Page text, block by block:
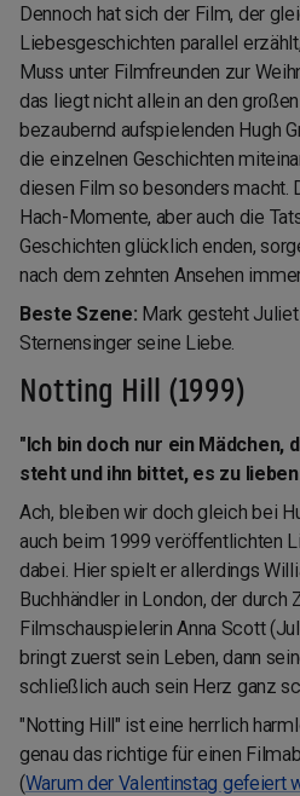
Dennoch hat sich der Film, der
Liebesgeschichten parallel
Muss unter Filmfreunden zur
das liegt nicht allein an den
bezaubernd aufspielenden Hugh
die einzelnen Geschichten
diesen Film so besonders macht.
Hach-Momente, aber auch die
Geschichten glücklich enden,
nach dem zehnten Ansehen
Beste Szene: Mark gesteht
Sternensinger seine Liebe.
Notting Hill (1999)
"Ich bin doch nur ein Mädchen,
steht und ihn bittet, es zu
Ach, bleiben wir doch gleich bei
auch beim 1999 veröffentlichten
dabei. Hier spielt er allerdings
Buchhändler in London, der durch
Filmschauspielerin Anna Scott
bringt zuerst sein Leben, dann
schließlich auch sein Herz ganz
"Notting Hill" ist eine herrlich
genau das richtige für einen
(Warum der Valentinstag gefeiert